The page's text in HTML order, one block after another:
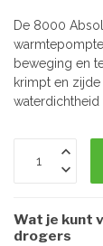
De 8000
beweging en
krimpt en
Wat je kunt
drogers